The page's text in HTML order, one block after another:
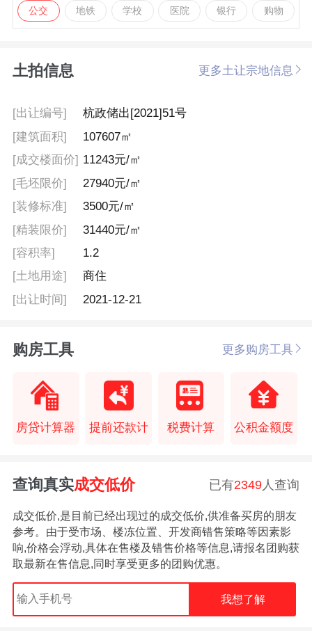
公交 地铁 学校 医院 银行 购物
土拍信息 更多土让宗地信息
[出让编号]
杭政储出[2021]51号
[建筑面积]
107607㎡
[成交楼面价] 11243元/㎡
[毛坯限价]
27940元/㎡
[装修标准]
3500元/㎡
[精装限价]
31440元/㎡
[容积率]
1.2
[土地用途]
商住
[出让时间]
2021-12-21
购房工具 更多购房工具
房贷计算器 提前还款计 税费计算 公积金额度
查询真实成交低价 已有2349人查询
成交低价,是目前已经出现过的成交低价,供准备买房的朋友
参考。由于受市场、楼冻位置、开发商错售策略等因素影
响,价格会浮动,具体在售楼及错售价格等信息,请报名团购获
取最新在售信息,同时享受更多的团购优惠。
我想了解